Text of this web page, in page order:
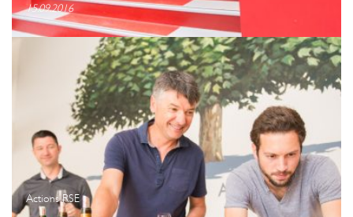
15.09.2016
Actions RSE